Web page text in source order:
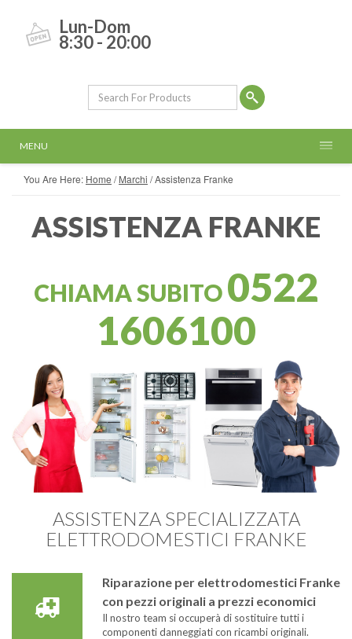
Lun-Dom
8:30 - 20:00
MENU
You Are Here: Home /Marchi /Assistenza Franke
ASSISTENZA FRANKE
CHIAMA SUBITO0522
1606100
ASSISTENZA SPECIALIZZATA
ELETTRODOMESTICI FRANKE
Riparazione per elettrodomestici Franke
con pezzi originali a prezzi economici
Il nostro team si occuperà di sostituire tutti i
componenti danneggiati con ricambi originali.